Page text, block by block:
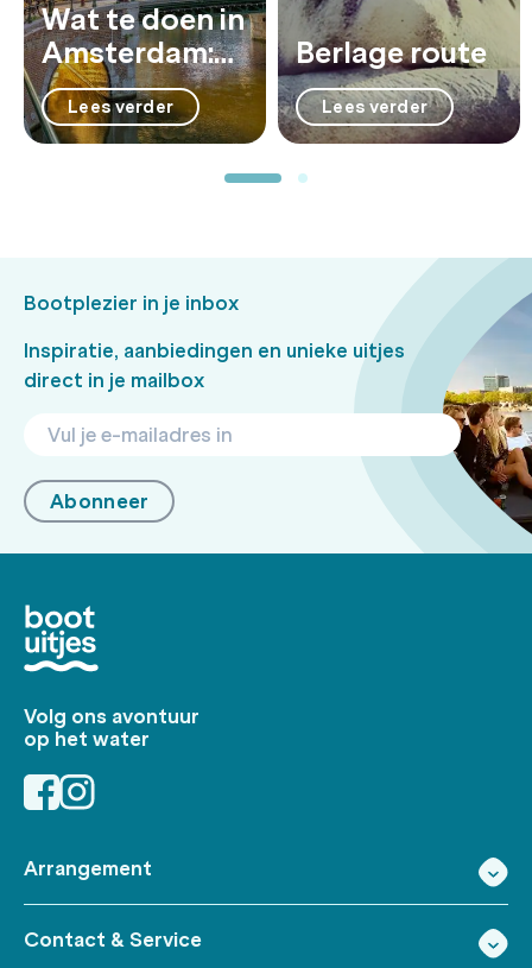
Wat te doen in
Amsterdam:
28 leuke
activiteiten
Lees verder
Berlage route
Lees verder
Bootplezier in je inbox
Inspiratie, aanbiedingen en unieke uitjes
direct in je mailbox
Abonneer
Volg ons avontuur
op het water
Arrangement
Contact & Service